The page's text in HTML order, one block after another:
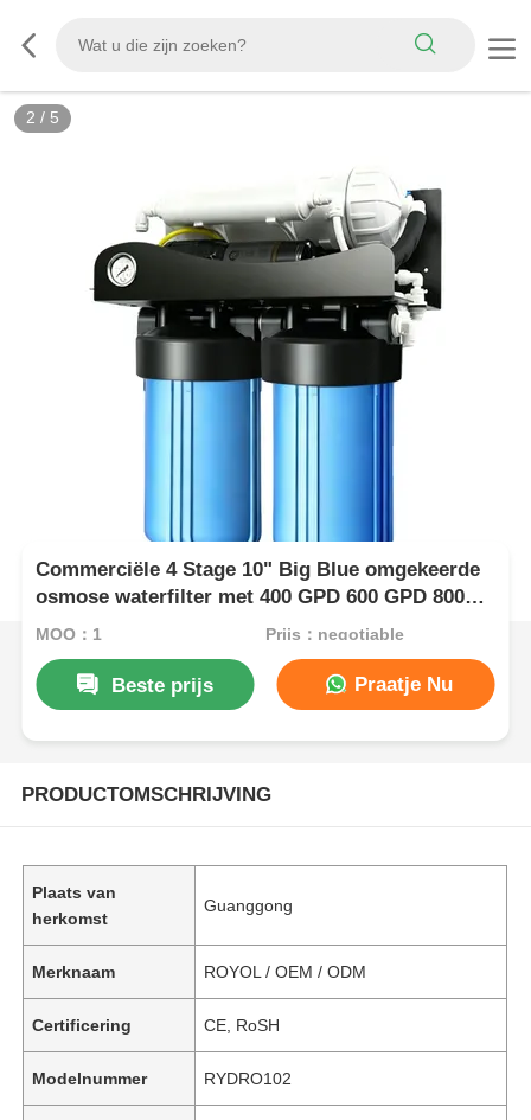
2 / 5
Commerciële 4 Stage 10" Big Blue omgekeerde
osmose waterfilter met 400 GPD 600 GPD 800
GPD
MOQ：1 Prijs：negotiable
Beste prijs Praatje Nu
PRODUCTOMSCHRIJVING
Plaats van
herkomst
Guanggong
Merknaam ROYOL / OEM / ODM
Certificering CE, RoSH
Modelnummer RYDRO102